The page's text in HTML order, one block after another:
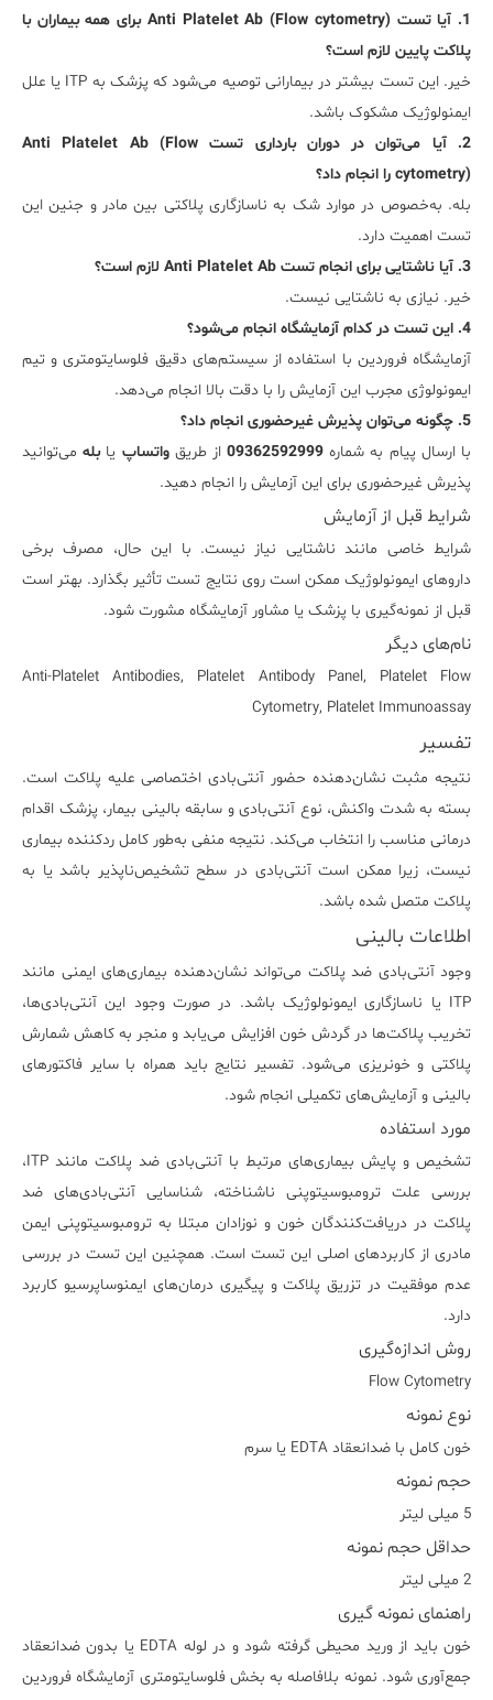
1. آیا تست Anti Platelet Ab (Flow cytometry) برای همه بیماران با
پلاکت پایین لازم است؟
خیر. این تست بیشتر در بیمارانی توصیه می‌شود که پزشک به ITP یا علل
ایمنولوژیک مشکوک باشد.
2. آیا می‌توان در دوران بارداری تست Anti Platelet Ab (Flow
cytometry) را انجام داد؟
بله. به‌خصوص در موارد شک به ناسازگاری پلاکتی بین مادر و جنین این
تست اهمیت دارد.
3. آیا ناشتایی برای انجام تست Anti Platelet Ab لازم است؟
خیر. نیازی به ناشتایی نیست.
4. این تست در کدام آزمایشگاه انجام می‌شود؟
آزمایشگاه فروردین با استفاده از سیستم‌های دقیق فلوسایتومتری و تیم
ایمونولوژی مجرب این آزمایش را با دقت بالا انجام می‌دهد.
5. چگونه می‌توان پذیرش غیرحضوری انجام داد؟
با ارسال پیام به شماره 09362592999از طریقواتساپ یابلهمی‌توانید
پذیرش غیرحضوری برای این آزمایش را انجام دهید.
شرایط قبل از آزمایش
شرایط خاصی مانند ناشتایی نیاز نیست. با این حال، مصرف برخی
داروهای ایمونولوژیک ممکن است روی نتایج تست تأثیر بگذارد. بهتر است
قبل از نمونه‌گیری با پزشک یا مشاور آزمایشگاه مشورت شود.
نام‌های دیگر
Anti-Platelet Antibodies, Platelet Antibody Panel, Platelet Flow
Cytometry, Platelet Immunoassay
تفسیر
نتیجه مثبت نشان‌دهنده حضور آنتی‌بادی اختصاصی علیه پلاکت است.
بسته به شدت واکنش، نوع آنتی‌بادی و سابقه بالینی بیمار، پزشک اقدام
درمانی مناسب را انتخاب می‌کند. نتیجه منفی به‌طور کامل ردکننده بیماری
نیست، زیرا ممکن است آنتی‌بادی در سطح تشخیص‌ناپذیر باشد یا به
پلاکت متصل شده باشد.
اطلاعات بالینی
وجود آنتی‌بادی ضد پلاکت می‌تواند نشان‌دهنده بیماری‌های ایمنی مانند
ITP یا ناسازگاری ایمونولوژیک باشد. در صورت وجود این آنتی‌بادی‌ها،
تخریب پلاکت‌ها در گردش خون افزایش می‌یابد و منجر به کاهش شمارش
پلاکتی و خونریزی می‌شود. تفسیر نتایج باید همراه با سایر فاکتورهای
بالینی و آزمایش‌های تکمیلی انجام شود.
مورد استفاده
تشخیص و پایش بیماری‌های مرتبط با آنتی‌بادی ضد پلاکت مانند ITP،
بررسی علت ترومبوسیتوپنی ناشناخته، شناسایی آنتی‌بادی‌های ضد
پلاکت در دریافت‌کنندگان خون و نوزادان مبتلا به ترومبوسیتوپنی ایمن
مادری از کاربردهای اصلی این تست است. همچنین این تست در بررسی
عدم موفقیت در تزریق پلاکت و پیگیری درمان‌های ایمنوساپرسیو کاربرد
دارد.
روش اندازه‌گیری
Flow Cytometry
نوع نمونه
خون کامل با ضدانعقاد EDTA یا سرم
حجم نمونه
5 میلی لیتر
حداقل حجم نمونه
2 میلی لیتر
راهنمای نمونه گیری
خون باید از ورید محیطی گرفته شود و در لوله EDTA یا بدون ضدانعقاد
جمع‌آوری شود. نمونه بلافاصله به بخش فلوسایتومتری آزمایشگاه فروردین